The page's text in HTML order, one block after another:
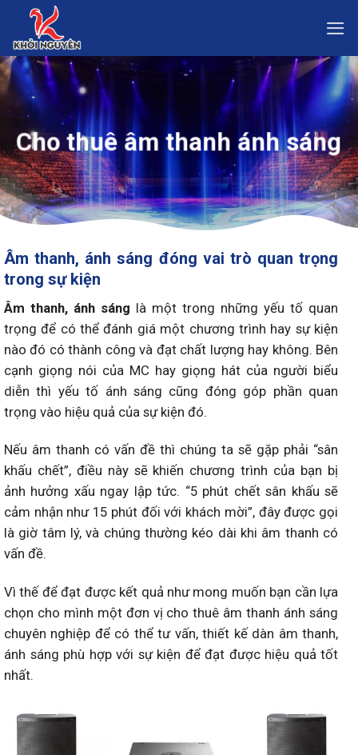
content
Cho thuê âm thanh ánh sáng
Âm thanh, ánh sáng đóng vai trò quan trọng
trong sự kiện
Âm thanh, ánh sáng là một trong những yếu tố quan
trọng để có thể đánh giá một chương trình hay sự kiện
nào đó có thành công và đạt chất lượng hay không. Bên
cạnh giọng nói của MC hay giọng hát của người biểu
diễn thì yếu tố ánh sáng cũng đóng góp phần quan
trọng vào hiệu quả của sự kiện đó.
Nếu âm thanh có vấn đề thì chúng ta sẽ gặp phải “sân
khấu chết”, điều này sẽ khiến chương trình của bạn bị
ảnh hưởng xấu ngay lập tức. “5 phút chết sân khấu sẽ
cảm nhận như 15 phút đối với khách mời”, đây được gọi
là giờ tâm lý, và chúng thường kéo dài khi âm thanh có
vấn đề.
Vì thế để đạt được kết quả như mong muốn bạn cần lựa
chọn cho mình một đơn vị cho thuê âm thanh ánh sáng
chuyên nghiệp để có thể tư vấn, thiết kế dàn âm thanh,
ánh sáng phù hợp với sự kiện để đạt được hiệu quả tốt
nhất.